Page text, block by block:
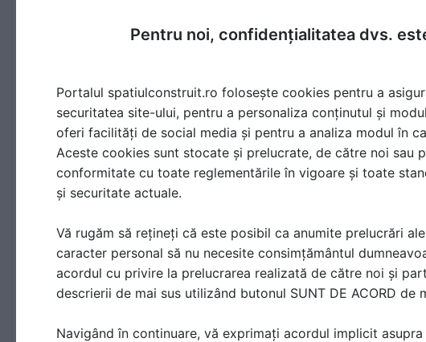
Pentru noi, confidențialitatea dvs.
Portalul spatiulconstruit.ro folosește cookies pentru a
securitatea site-ului, pentru a personaliza conținutul și
oferi facilități de social media și pentru a analiza modul în
Aceste cookies sunt stocate și prelucrate, de către noi sau
conformitate cu toate reglementările în vigoare și toate
și securitate actuale.
Vă rugăm să rețineți că este posibil ca anumite prelucrări
caracter personal să nu necesite consimțământul
acordul cu privire la prelucrarea realizată de către noi și
descrierii de mai sus utilizând butonul SUNT DE ACORD de
Navigând în continuare, vă exprimați acordul implicit